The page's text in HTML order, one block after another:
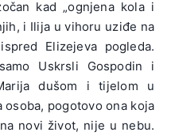
kad „ognjena kola i
i Ilija u vihoru uziđe na
Elizejeva pogleda.
Uskrsli Gospodin i
dušom i tijelom u
pogotovo ona koja
novi život, nije u nebu.